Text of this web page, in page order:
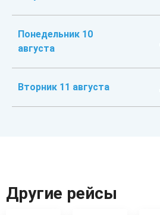
Понедельник 10
августа
Вторник 11 августа
Другие рейсы